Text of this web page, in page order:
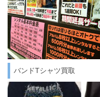
バンドTシャツ買取